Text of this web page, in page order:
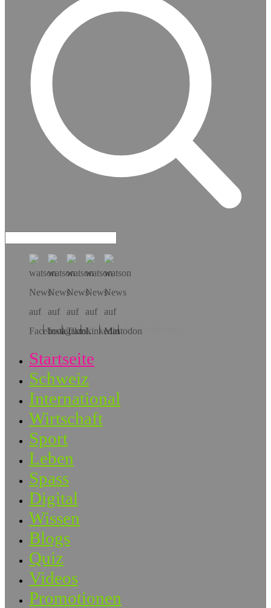
Hol dir die App!
Startseite
Schweiz
International
Wirtschaft
Sport
Leben
Spass
Digital
Wissen
Blogs
Quiz
Videos
Promotionen